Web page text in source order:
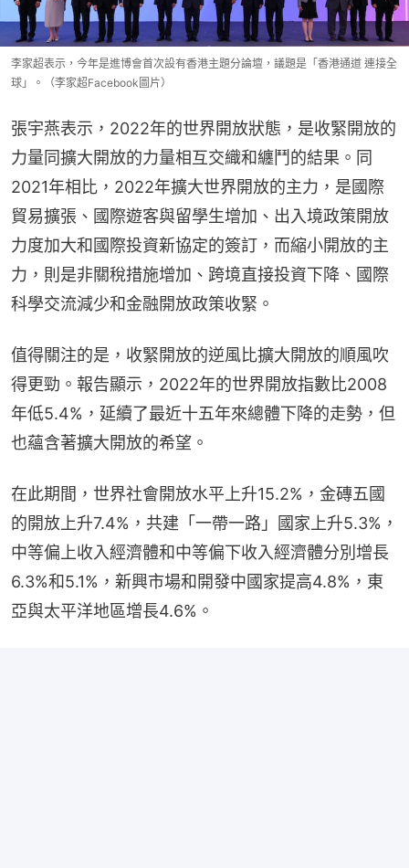
李家超表示，今年是進博會首次設有香港主題分論壇，議題是「香港通道 連接全
球」。（李家超Facebook圖片）
張宇燕表示，2022年的世界開放狀態，是收緊開放的
力量同擴大開放的力量相互交織和纏鬥的結果。同
2021年相比，2022年擴大世界開放的主力，是國際
貿易擴張、國際遊客與留學生增加、出入境政策開放
力度加大和國際投資新協定的簽訂，而縮小開放的主
力，則是非關稅措施增加、跨境直接投資下降、國際
科學交流減少和金融開放政策收緊。
值得關注的是，收緊開放的逆風比擴大開放的順風吹
得更勁。報告顯示，2022年的世界開放指數比2008
年低5.4%，延續了最近十五年來總體下降的走勢，但
也蘊含著擴大開放的希望。
在此期間，世界社會開放水平上升15.2%，金磚五國
的開放上升7.4%，共建「一帶一路」國家上升5.3%，
中等偏上收入經濟體和中等偏下收入經濟體分別增長
6.3%和5.1%，新興市場和開發中國家提高4.8%，東
亞與太平洋地區增長4.6%。